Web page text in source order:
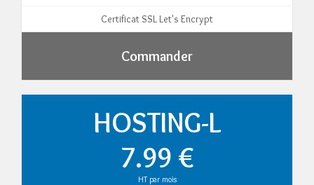
Certificat SSL Let's Encrypt
Commander
HOSTING-L
7.99 €
HT par mois